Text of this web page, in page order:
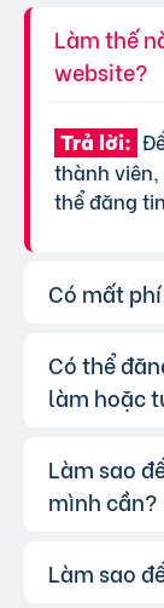
Làm thế
website?
Trả lời:
thành
thể đăng
Có mất
Trả lời:
phí cơ bản
thị, bạn có
cấp với chi
VIP.
Có thể
làm hoặc
Trả lời:
tôi hỗ trợ
đủ thông
Làm sao
mình cần?
Trả lời:
Làm sao